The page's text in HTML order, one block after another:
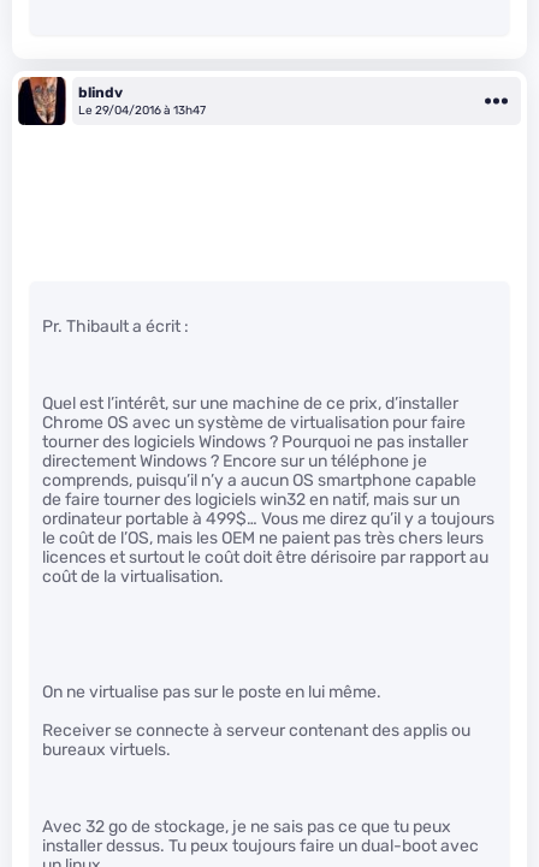
blindv
Le 29/04/2016 à 13h47
Pr. Thibault a écrit :
Quel est l’intérêt, sur une machine de ce prix, d’installer
Chrome OS avec un système de virtualisation pour faire
tourner des logiciels Windows ? Pourquoi ne pas installer
directement Windows ? Encore sur un téléphone je
comprends, puisqu’il n’y a aucun OS smartphone capable
de faire tourner des logiciels win32 en natif, mais sur un
ordinateur portable à 499$… Vous me direz qu’il y a toujours
le coût de l’OS, mais les OEM ne paient pas très chers leurs
licences et surtout le coût doit être dérisoire par rapport au
coût de la virtualisation.
On ne virtualise pas sur le poste en lui même.
Receiver se connecte à serveur contenant des applis ou
bureaux virtuels.
Avec 32 go de stockage, je ne sais pas ce que tu peux
installer dessus. Tu peux toujours faire un dual-boot avec